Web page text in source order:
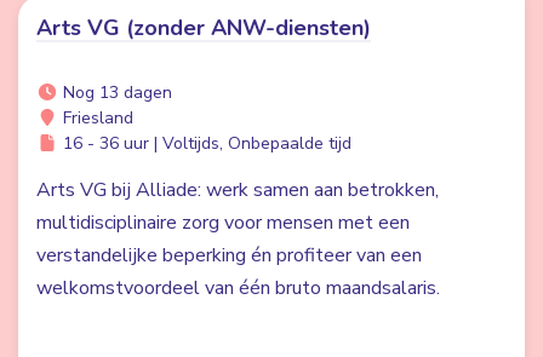
Arts VG (zonder ANW-diensten)
Nog 13 dagen
Friesland
16 - 36 uur | Voltijds, Onbepaalde tijd
Arts VG bij Alliade: werk samen aan betrokken,
multidisciplinaire zorg voor mensen met een
verstandelijke beperking én profiteer van een
welkomstvoordeel van één bruto maandsalaris.